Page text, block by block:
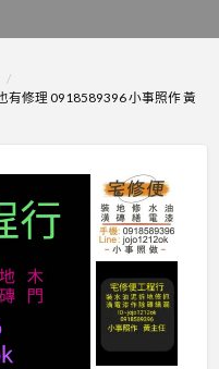
有修理 0918589396 小事照作 黃